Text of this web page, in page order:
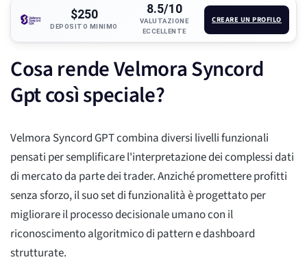
$250
DEPOSITO MINIMO
8.5/10
VALUTAZIONE
ECCELLENTE
CREARE UN PROFILO
Cosa rende Velmora Syncord
Gpt così speciale?
Velmora Syncord GPT combina diversi livelli funzionali
pensati per semplificare l'interpretazione dei complessi dati
di mercato da parte dei trader. Anziché promettere profitti
senza sforzo, il suo set di funzionalità è progettato per
migliorare il processo decisionale umano con il
riconoscimento algoritmico di pattern e dashboard
strutturate.